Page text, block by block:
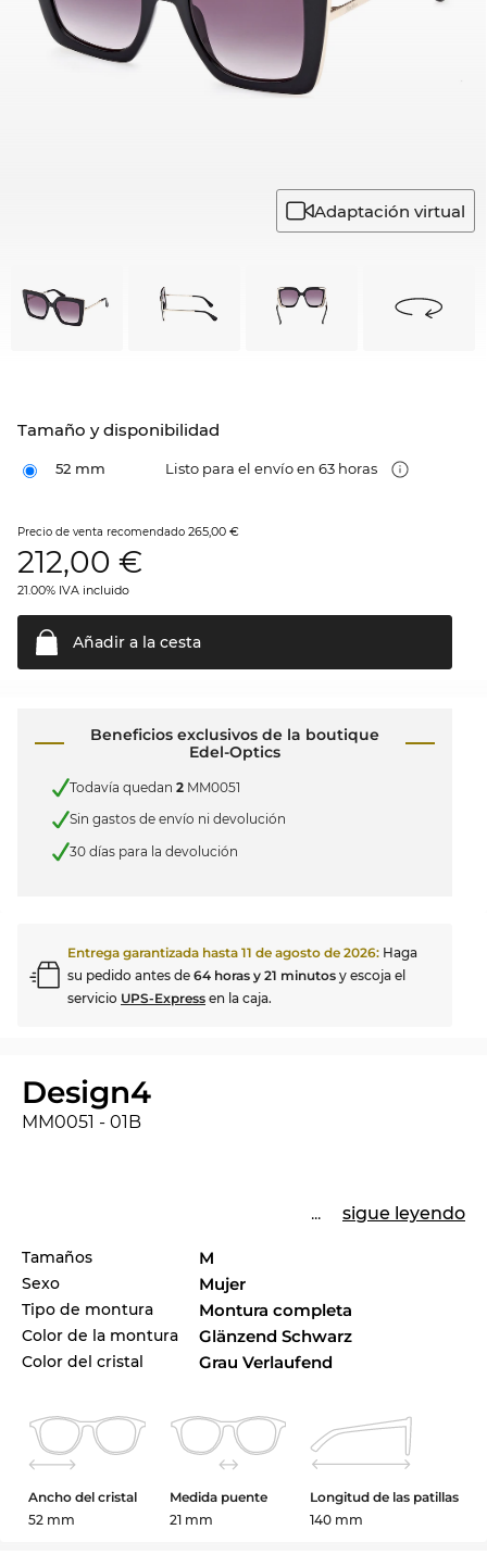
Adaptación virtual
Tamaño y disponibilidad
52 mm Listo para el envío en 63 horas
Precio de venta recomendado 265,00 €
212,00 €
21.00% IVA incluido
Añadir a la cesta
Beneficios exclusivos de la boutique
Edel-Optics
Todavía quedan 2 MM0051
Sin gastos de envío ni devolución
30 días para la devolución
Entrega garantizada hasta 11 de agosto de 2026: Haga
su pedido antes de 64 horas y 21 minutos y escoja el
servicio UPS-Express en la caja.
Design4
MM0051 - 01B
... sigue leyendo
Tamaños M
Sexo Mujer
Tipo de montura Montura completa
Color de la montura Glänzend Schwarz
Color del cristal Grau Verlaufend
Ancho del cristal
52 mm
Medida puente
21 mm
Longitud de las patillas
140 mm